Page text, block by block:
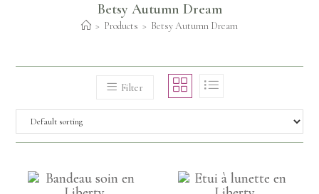
Betsy Autumn Dream
> Products > Betsy Autumn Dream
Filter